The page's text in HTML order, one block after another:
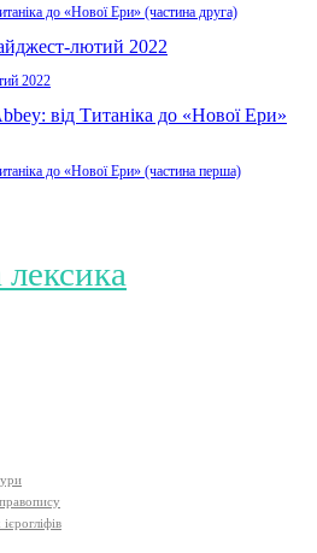
до «Нової Ери» (частина друга)
2022
до «Нової Ери» (частина перша)
лексика